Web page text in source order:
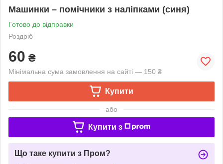
Машинки – помічники з наліпками (синя)
Готово до відправки
Роздріб
60 ₴
Мінімальна сума замовлення на сайті — 150 ₴
Купити
або
Купити з
Що таке купити з Пром?